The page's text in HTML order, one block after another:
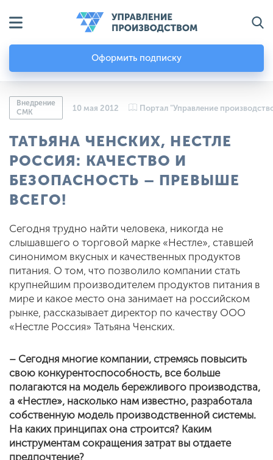
Оформить подписку
Внедрение
СМК
10 мая 2012 Портал "Управление
ТАТЬЯНА ЧЕНСКИХ, НЕСТЛЕ
РОССИЯ: КАЧЕСТВО И
БЕЗОПАСНОСТЬ – ПРЕВЫШЕ
ВСЕГО!
Сегодня трудно найти человека, никогда не
слышавшего о торговой марке «Нестле», ставшей
синонимом вкусных и качественных продуктов
питания. О том, что позволило компании стать
крупнейшим производителем продуктов питания в
мире и какое место она занимает на российском
рынке, рассказывает директор по качеству ООО
«Нестле Россия» Татьяна Ченских.
– Сегодня многие компании, стремясь повысить
свою конкурентоспособность, все больше
полагаются на модель бережливого производства,
а «Нестле», насколько нам известно, разработала
собственную модель производственной системы.
На каких принципах она строится? Каким
инструментам сокращения затрат вы отдаете
предпочтение?